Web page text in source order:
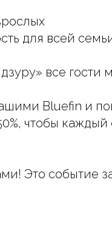
для всей
все гости
Bluefin и
чтобы
Это событие